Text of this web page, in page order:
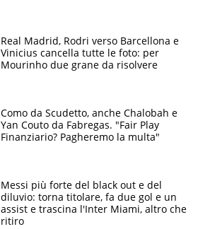
Real Madrid, Rodri verso Barcellona e
Vinicius cancella tutte le foto: per
Mourinho due grane da risolvere
Como da Scudetto, anche Chalobah e
Yan Couto da Fabregas. "Fair Play
Finanziario? Pagheremo la multa"
Messi più forte del black out e del
diluvio: torna titolare, fa due gol e un
assist e trascina l'Inter Miami, altro che
ritiro